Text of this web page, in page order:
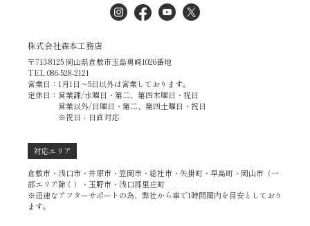
株式会社森本工務店
〒713-8125 岡山県倉敷市玉島勇崎1026番地
TEL.086-528-2121
営業日：1月1日～5日以外は営業しております。
定休日：営業課/水曜日・第二、第四木曜日・祝日
営業以外/日曜日・第二、第四土曜日・祝日
※祝日：日直対応
対応エリア
倉敷市・浅口市・井原市・笠岡市・総社市・矢掛町・早島町・岡山市（一
部エリア除く）・玉野市・浅口郡里庄町
※迅速なアフターサポートの為、弊社から車で1時間圏内を目安としており
ます。